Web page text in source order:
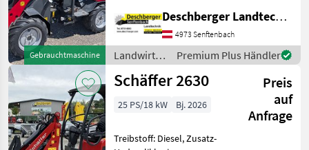
Gebrauchtmaschine
hydr. Geräteverriegelung
Gebrauchter Hoflader
Schäffer 1622 - Kubota
Diesel Motor D902 mit 22 PS
- H
Deschberger Landtechnik GmbH
4973 Senftenbach
Landwirtsch.
Motorfahrzeuge
/ Schäffer
Premium Plus Händler
Schäffer 2630
Preis
auf
Anfrage
25 PS/18 kW Bj. 2026
Treibstoff: Diesel, Zusatz-